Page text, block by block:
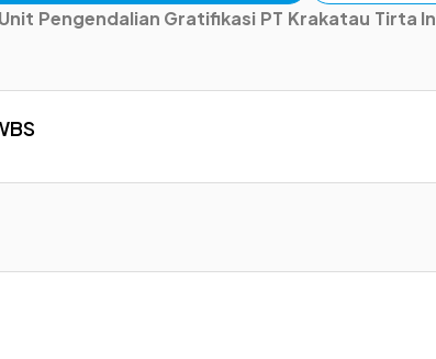
Unit Pengendalian Gratifikasi PT Krakatau Tirta